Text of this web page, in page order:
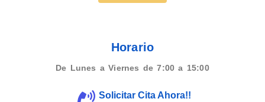
Horario
De Lunes a Viernes de 7:00 a 15:00
Solicitar Cita Ahora!!